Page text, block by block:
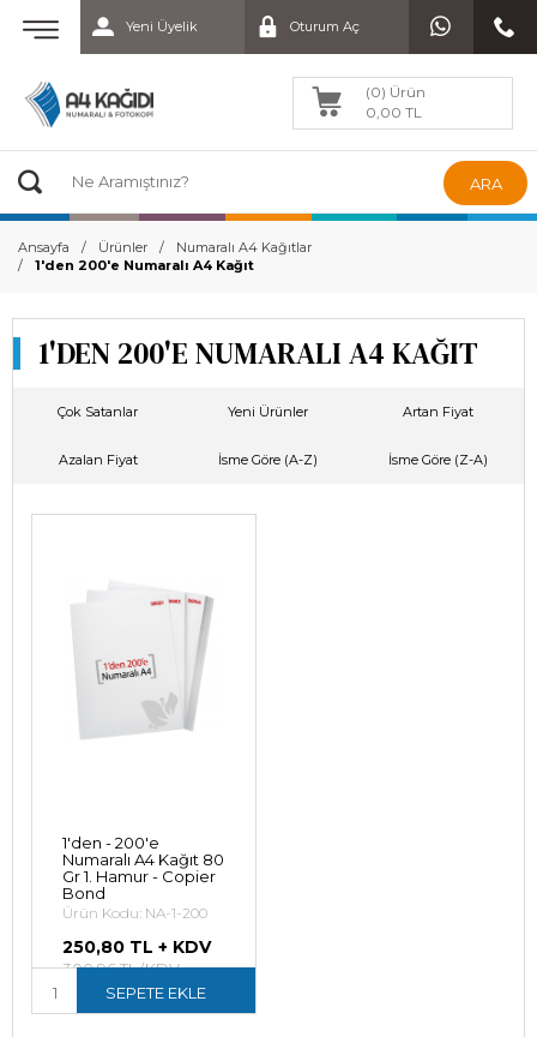
Yeni Üyelik Oturum Aç
(0) Ürün
0,00 TL
ARA
Ansayfa Ürünler
Numaralı A4 Kağıtlar
1'den 200'e Numaralı A4 Kağıt
1'DEN 200'E NUMARALI A4 KAĞIT
Çok Satanlar Yeni Ürünler Artan Fiyat
Azalan Fiyat İsme Göre (A-Z) İsme Göre (Z-A)
1'den - 200'e
Numaralı A4 Kağıt 80
Gr 1. Hamur - Copier
Bond
Ürün Kodu: NA-1-200
250,80 TL + KDV
300,96 TL (KDV
SEPETE EKLE